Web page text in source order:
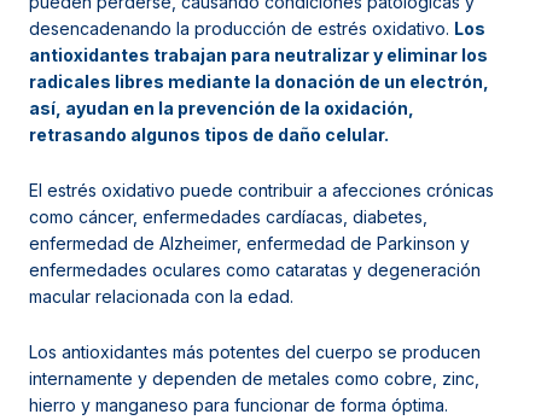
desencadenando la producción de estrés oxidativo. Los
antioxidantes trabajan para neutralizar y eliminar los
radicales libres mediante la donación de un electrón,
así, ayudan en la prevención de la oxidación,
retrasando algunos tipos de daño celular.
El estrés oxidativo puede contribuir a afecciones crónicas
como cáncer, enfermedades cardíacas, diabetes,
enfermedad de Alzheimer, enfermedad de Parkinson y
enfermedades oculares como cataratas y degeneración
macular relacionada con la edad.
Los antioxidantes más potentes del cuerpo se producen
internamente y dependen de metales como cobre, zinc,
hierro y manganeso para funcionar de forma óptima.